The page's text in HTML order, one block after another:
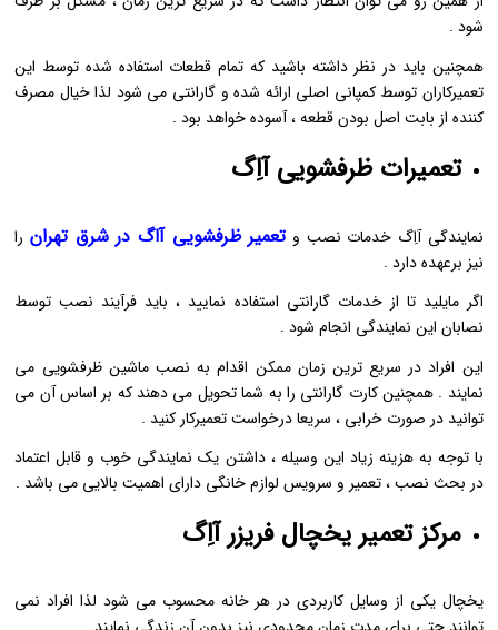
شود .
همچنین باید در نظر داشته باشید که تمام قطعات استفاده شده توسط این
تعمیرکاران توسط کمپانی اصلی ارائه شده و گارانتی می شود لذا خیال مصرف
کننده از بابت اصل بودن قطعه ، آسوده خواهد بود .
تعمیرات ظرفشویی آاِگ
نمایندگی آاِگ خدمات نصب وتعمیر ظرفشویی آاگ در شرق تهرانرا
نیز برعهده دارد .
اگر مایلید تا از خدمات گارانتی استفاده نمایید ، باید فرآیند نصب توسط
نصابان این نمایندگی انجام شود .
این افراد در سریع ترین زمان ممکن اقدام به نصب ماشین ظرفشویی می
نمایند . همچنین کارت گارانتی را به شما تحویل می دهند که بر اساس آن می
توانید در صورت خرابی ، سریعا درخواست تعمیرکار کنید .
با توجه به هزینه زیاد این وسیله ، داشتن یک نمایندگی خوب و قابل اعتماد
در بحث نصب ، تعمیر و سرویس لوازم خانگی دارای اهمیت بالایی می باشد .
مرکز تعمیر یخچال فریزر آاِگ
یخچال یکی از وسایل کاربردی در هر خانه محسوب می شود لذا افراد نمی